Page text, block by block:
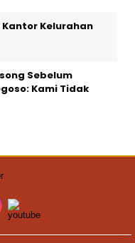
Kelurahan
Sebelum
Kami Tidak